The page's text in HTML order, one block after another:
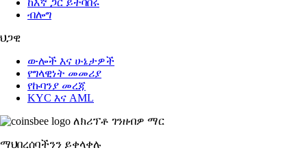
ብሎግ
ህጋዊ
ውሎች እና ሁኔታዎች
የግላዊነት መመሪያ
የኩባንያ መረጃ
KYC እና AML
ለክሪፕቶ ገንዘብዎ ማር
ማህበረሰባችንን ይቀላቀሉ